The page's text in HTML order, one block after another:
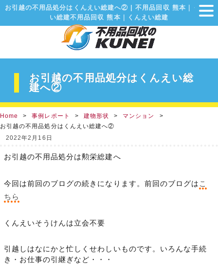
お引越の不用品処分はくんえい総建へ② | 不用品回収 熊本｜くんえ
い総建不用品回収 熊本｜くんえい総建
Home 事例レポート 建物形状
マンション
お引越の不用品処分はくんえい総建へ②
お引越の不用品処分はくんえい総
建へ②
2022年2月16日
お引越の不用品処分は勲栄総建へ
今回は前回のブログの続きになります。前回のブログは こ
ちら
くんえいそうけんは立会不要
引越しはなにかと忙しくせわしいものです。いろんな手続
き・お仕事の引継ぎなど・・・